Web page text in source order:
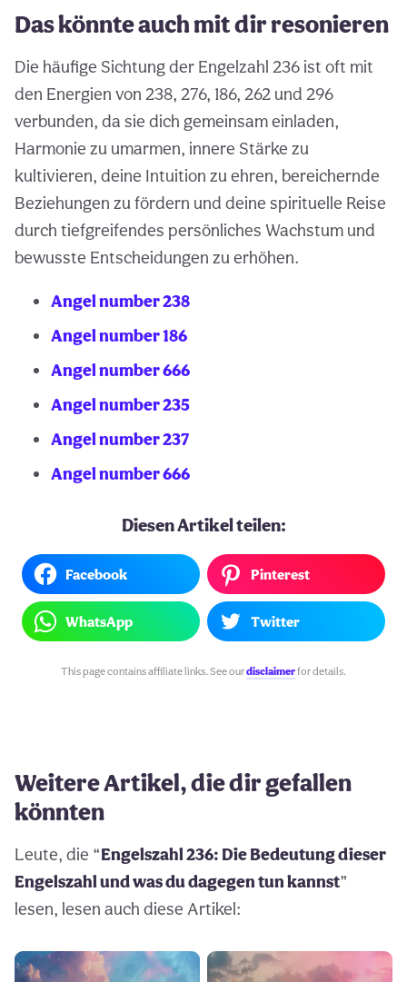
Das könnte auch mit dir resonieren
Die häufige Sichtung der Engelzahl 236 ist oft mit
den Energien von 238, 276, 186, 262 und 296
verbunden, da sie dich gemeinsam einladen,
Harmonie zu umarmen, innere Stärke zu
kultivieren, deine Intuition zu ehren, bereichernde
Beziehungen zu fördern und deine spirituelle Reise
durch tiefgreifendes persönliches Wachstum und
bewusste Entscheidungen zu erhöhen.
Angel number 238
Angel number 186
Angel number 666
Angel number 235
Angel number 237
Angel number 666
Diesen Artikel teilen:
Facebook Pinterest
WhatsApp Twitter
This page contains affiliate links. See ourdisclaimerfor details.
Weitere Artikel, die dir gefallen
könnten
Leute, die “Engelszahl 236: Die Bedeutung dieser
Engelszahl und was du dagegen tun kannst”
lesen, lesen auch diese Artikel: